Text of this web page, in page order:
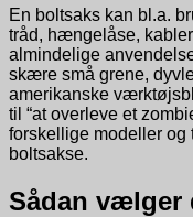
En boltsaks kan bl.a.
tråd, hængelåse,
almindelige
skære små grene,
amerikanske
til “at overleve et
forskellige modeller og
boltsakse.
Sådan vælger